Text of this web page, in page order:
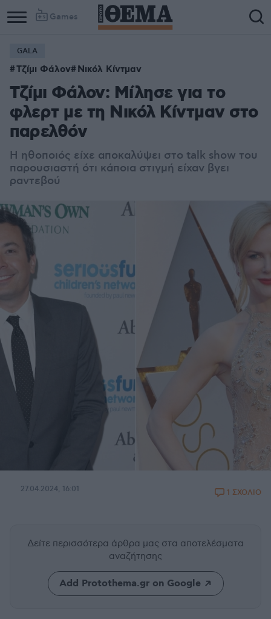
Games
GALA
Τζίμι Φάλον Νικόλ Κίντμαν
Τζίμι Φάλον: Μίλησε για το
φλερτ με τη Νικόλ Κίντμαν στο
παρελθόν
Η ηθοποιός είχε αποκαλύψει στο talk show του
παρουσιαστή ότι κάποια στιγμή είχαν βγει
ραντεβού
27.04.2024, 16:01 1 ΣΧΟΛΙΟ
Δείτε περισσότερα άρθρα μας στα αποτελέσματα
αναζήτησης
Add Protothema.gr on Google